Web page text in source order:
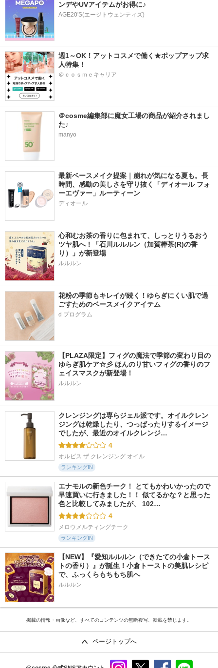
ンデやUVアイテムがお得に♪
AGE20'S(エージトウェンティズ)
週1～OK！アットコスメで働く★ポップアップ求
人特集！
＠ｃｏｓｍｅキャリア
＠cosme編集部に魔女工場の商品が紹介されまし
た♪
manyo
最新ベースメイク提案｜崩れが気になる夏も。長
時間、感動の美しさを守り抜く「ディオール フォ
ーエヴァー」ルーティーン
ディオール
心和むお茶の香りに包まれて、しっとりうるおう
ツヤ肌へ！「石川ルルルン（加賀棒茶(R)の香
り）」が新登場
花粉の季節もキレイが続く！ゆらぎにくい肌で過
ごすためのベースメイクアイテム
d プログラム
【PLAZA限定】フィグの魔法で季節の変わり目の
ゆらぎ肌ケア☆彡 ほんのり甘いフィグの香りのフ
ェイスマスクが新登場！
ルルルン
クレンジングは専らジェル派です。オイルクレン
ジングは乾燥したり、つっぱったりするイメージ
でしたが、最近のオイルクレンジ…
4
オルビス ザ クレンジング オイル
ランキングIN
エナモルの新色チーク！ とてもかわいかったので
早速買いに行きました！！ 似てるかな？と思った
色と比較してみましたが、 102…
4
メロウメルティングチーク
ランキングIN
【NEW】『愛知ルルルン（できたての小倉トース
トの香り）』が誕生！小倉トーストの美肌レシピ
で、ふっくらもちもち肌へ
ルルルン
掲載の情報・画像など、すべてのコンテンツの無断複写、転載を禁じます。
ページトップへ